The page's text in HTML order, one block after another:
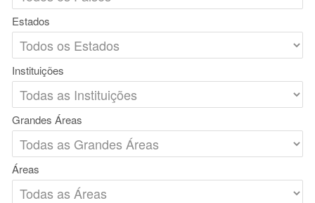
Estados
Instituições
Grandes Áreas
Áreas